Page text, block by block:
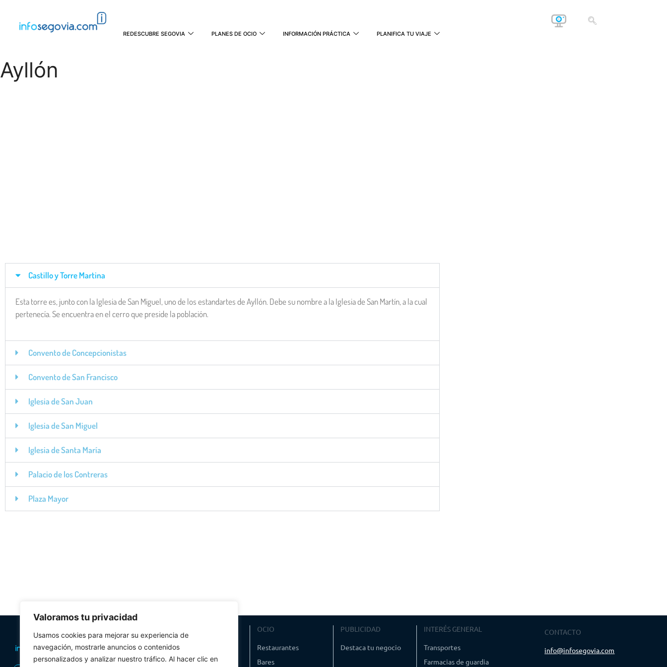
Valoramos tu privacidad
Usamos cookies para mejorar su experiencia de
navegación, mostrarle anuncios o contenidos
personalizados y analizar nuestro tráfico. Al hacer clic en
REDESCUBRE SEGOVIA PLANES DE OCIO INFORMACIÓN PRÁCTICA PLANIFICA TU VIAJE
Ayllón
Castillo y Torre Martina
Esta torre es, junto con la Iglesia de San Miguel, uno de los estandartes de Ayllón. Debe su nombre a la Iglesia de San Martín, a la cual
pertenecía. Se encuentra en el cerro que preside la población.
Convento de Concepcionistas
Convento de San Francisco
Iglesia de San Juan
Iglesia de San Miguel
Iglesia de Santa María
Palacio de los Contreras
Plaza Mayor
Oficinas de turismo
Visitas Guiadas
OCIO
Restaurantes
Bares
PUBLICIDAD
Destaca tu negocio
INTERÉS GENERAL
Transportes
Farmacias de guardia
CONTACTO
info@infosegovia.com